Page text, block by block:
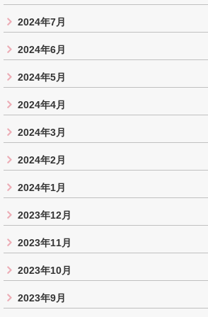
2024年7月
2024年6月
2024年5月
2024年4月
2024年3月
2024年2月
2024年1月
2023年12月
2023年11月
2023年10月
2023年9月